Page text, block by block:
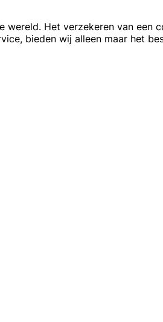
Het verzekeren van
bieden wij alleen maar het